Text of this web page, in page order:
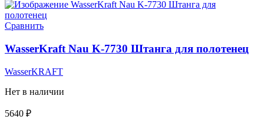
Сравнить
WasserKraft Nau K-7730 Штанга для полотенец
WasserKRAFT
Нет в наличии
5640 ₽